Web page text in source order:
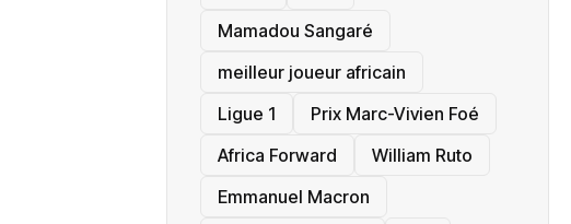
Mamadou Sangaré
meilleur joueur africain
Ligue 1
Prix Marc-Vivien Foé
‎Africa Forward
William Ruto
Emmanuel Macron